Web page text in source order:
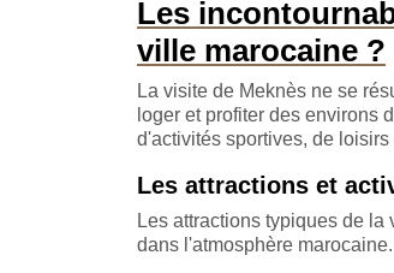
Les
ville marocaine ?
La visite de Meknès ne se
loger et profiter des environs
d'activités sportives, de
Les attractions et
Les attractions typiques de
dans l'atmosphère